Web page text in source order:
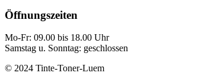
Öffnungszeiten
Mo-Fr: 09.00 bis 18.00 Uhr
Samstag u. Sonntag: geschlossen
© 2024 Tinte-Toner-Luem